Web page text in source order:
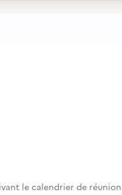
le calendrier de